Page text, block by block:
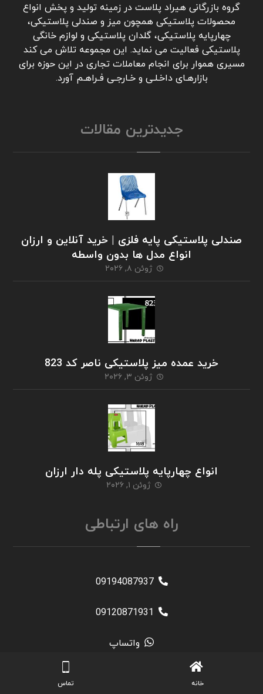
گروه بازرگانی هیراد پلاست در زمینه تولید و پخش انواع
محصولات پلاستیکی همچون میز و صندلی پلاستیکی،
چهارپایه پلاستیکی، گلدان پلاستیکی و لوازم خانگی
پلاستیکی فعالیت می نماید. این مجموعه تلاش می کند
مسیری هموار برای انجام معاملات تجاری در این حوزه برای
بازارهـای داخـلـی و خـارجـی فـراهـم آورد.
جدیدترین مقالات
صندلی پلاستیکی پایه فلزی | خرید آنلاین و ارزان
انواع مدل ها بدون واسطه
ژوئن ۸, ۲۰۲۶
خرید عمده میز پلاستیکی ناصر کد 823
ژوئن ۳, ۲۰۲۶
انواع چهارپایه پلاستیکی پله دار ارزان
ژوئن ۱, ۲۰۲۶
راه های ارتباطی
09194087937
09120871931
واتساپ
خانه تماس